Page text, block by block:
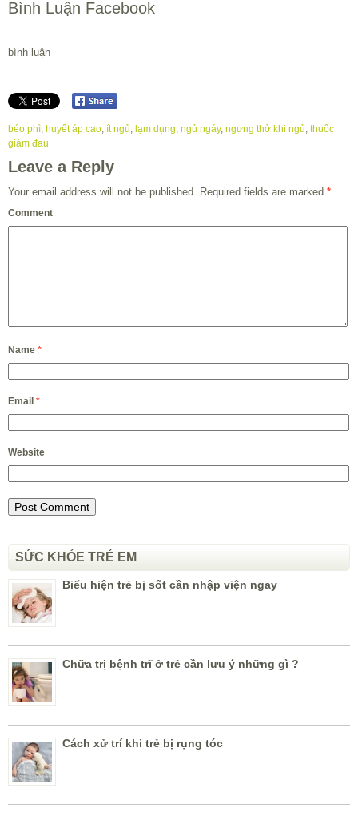
Bình Luận Facebook
bình luận
béo phì, huyết áp cao, ít ngủ, lạm dụng, ngủ ngáy, ngưng thở khi ngủ, thuốc
giảm đau
Leave a Reply
Your email address will not be published. Required fields are marked *
Comment
Name *
Email *
Website
SỨC KHỎE TRẺ EM
Biểu hiện trẻ bị sốt cần nhập viện ngay
Chữa trị bệnh trĩ ở trẻ cần lưu ý những gì ?
Cách xử trí khi trẻ bị rụng tóc